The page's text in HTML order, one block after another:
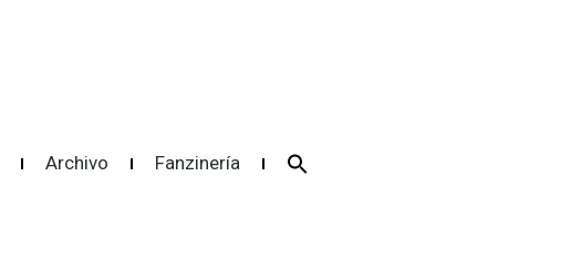
Archivo Fanzinería